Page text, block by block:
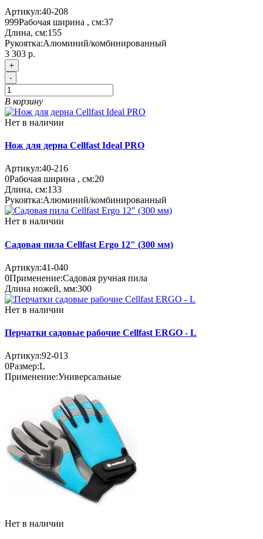
Артикул:40-208
999Рабочая ширина , см:37
Длина, см:155
Рукоятка:Алюминий/комбинированный
3 303 р.
+
-
В корзину
Нет в наличии
Нож для дерна Cellfast Ideal PRO
Артикул:40-216
0Рабочая ширина , см:20
Длина, см:133
Рукоятка:Алюминий/комбинированный
Нет в наличии
Садовая пила Cellfast Ergo 12" (300 мм)
Артикул:41-040
0Применение:Садовая ручная пила
Длина ножей, мм:300
Нет в наличии
Перчатки садовые рабочие Cellfast ERGO - L
Артикул:92-013
0Размер:L
Применение:Универсальные
Нет в наличии